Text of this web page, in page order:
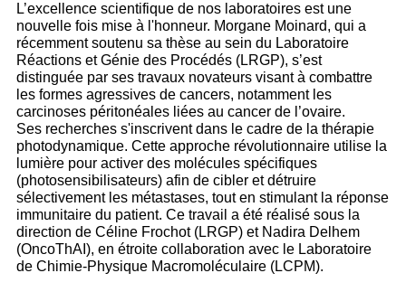
L’excellence scientifique de nos laboratoires est une
nouvelle fois mise à l'honneur. Morgane Moinard, qui a
récemment soutenu sa thèse au sein du Laboratoire
Réactions et Génie des Procédés (LRGP), s’est
distinguée par ses travaux novateurs visant à combattre
les formes agressives de cancers, notamment les
carcinoses péritonéales liées au cancer de l’ovaire.
Ses recherches s'inscrivent dans le cadre de la thérapie
photodynamique. Cette approche révolutionnaire utilise la
lumière pour activer des molécules spécifiques
(photosensibilisateurs) afin de cibler et détruire
sélectivement les métastases, tout en stimulant la réponse
immunitaire du patient. Ce travail a été réalisé sous la
direction de Céline Frochot (LRGP) et Nadira Delhem
(OncoThAI), en étroite collaboration avec le Laboratoire
de Chimie-Physique Macromoléculaire (LCPM).